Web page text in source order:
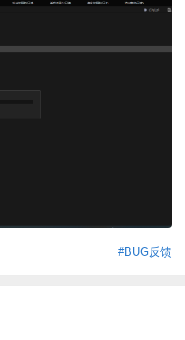
#BUG反馈